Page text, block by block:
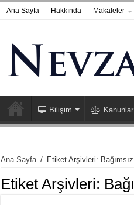
Ana Sayfa Hakkında Makaleler
Bilişim Kanunlar
Ana Sayfa / Etiket Arşivleri:
Etiket Arşivleri: